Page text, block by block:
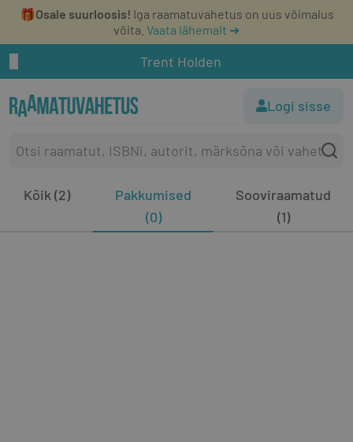
🎁Osale suurloosis! Iga raamatuvahetus on uus võimalus
võita. Vaata lähemalt ➔
Trent Holden
Logi sisse
Kõik (2)
Pakkumised
(0)
Sooviraamatud
(1)